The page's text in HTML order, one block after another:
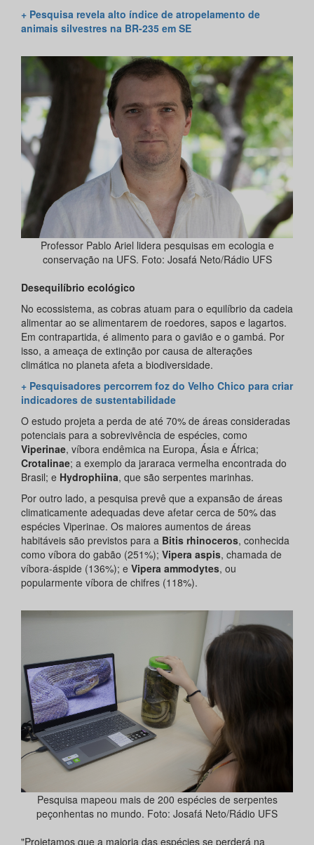
+ Pesquisa revela alto índice de atropelamento de
animais silvestres na BR-235 em SE
Professor Pablo Ariel lidera pesquisas em ecologia e
conservação na UFS. Foto: Josafá Neto/Rádio UFS
Desequilíbrio ecológico
No ecossistema, as cobras atuam para o equilíbrio da cadeia
alimentar ao se alimentarem de roedores, sapos e lagartos.
Em contrapartida, é alimento para o gavião e o gambá. Por
isso, a ameaça de extinção por causa de alterações
climática no planeta afeta a biodiversidade.
+ Pesquisadores percorrem foz do Velho Chico para criar
indicadores de sustentabilidade
O estudo projeta a perda de até 70% de áreas consideradas
potenciais para a sobrevivência de espécies, como
Viperinae, víbora endêmica na Europa, Ásia e África;
Crotalinae; a exemplo da jararaca vermelha encontrada do
Brasil; e Hydrophiina, que são serpentes marinhas.
Por outro lado, a pesquisa prevê que a expansão de áreas
climaticamente adequadas deve afetar cerca de 50% das
espécies Viperinae. Os maiores aumentos de áreas
habitáveis são previstos para a Bitis rhinoceros, conhecida
como víbora do gabão (251%); Vipera aspis, chamada de
víbora-áspide (136%); e Vipera ammodytes, ou
popularmente víbora de chifres (118%).
Pesquisa mapeou mais de 200 espécies de serpentes
peçonhentas no mundo. Foto: Josafá Neto/Rádio UFS
"Projetamos que a maioria das espécies se perderá na